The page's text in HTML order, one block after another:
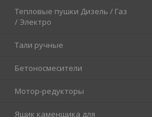
Тепловые пушки Дизель / Газ
/ Электро
Тали ручные
Бетоносмесители
Мотор-редукторы
Ящик каменщика для